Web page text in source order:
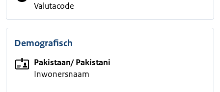
Valutacode
Demografisch
Pakistaan/ Pakistani
Inwonersnaam